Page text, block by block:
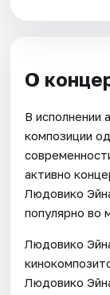
О
В исполнении
композиции
активно
Людовико
популярно во
Людовико
Людовико